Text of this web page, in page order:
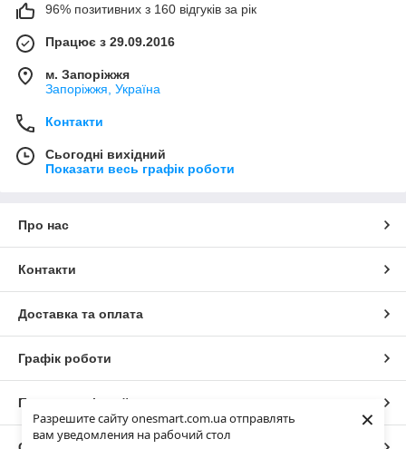
Разрешите сайту onesmart.com.ua отправлять
вам уведомления на рабочий стол
×
96% позитивних з 160 відгуків за рік
Працює з 29.09.2016
м. Запоріжжя
Запоріжжя, Україна
Контакти
Сьогодні вихідний
Показати весь графік роботи
Про нас
Контакти
Доставка та оплата
Графік роботи
Повна версія сайту